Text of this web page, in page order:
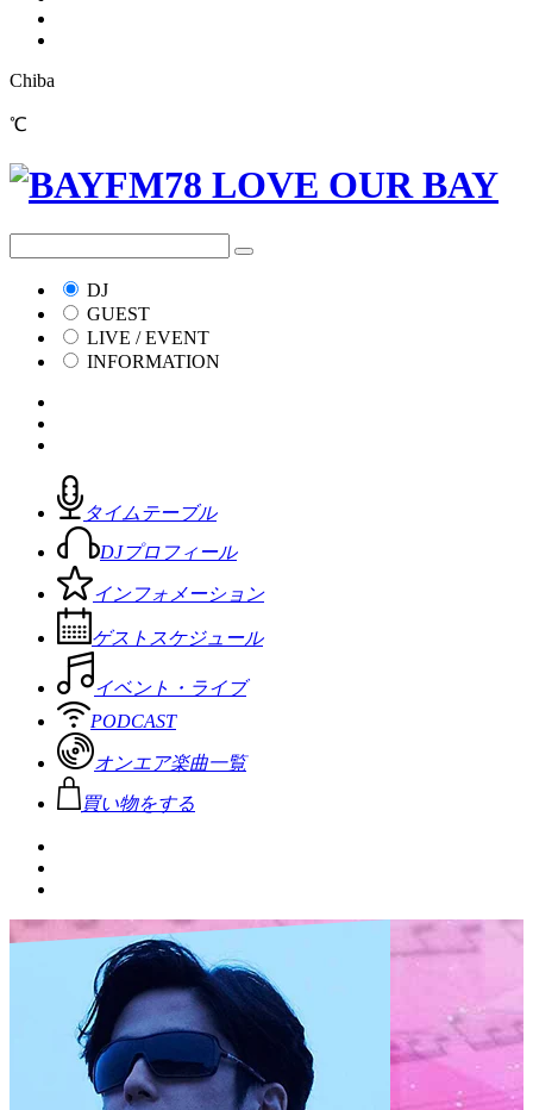
Chiba
℃
DJ
GUEST
LIVE / EVENT
INFORMATION
タイムテーブル
DJプロフィール
インフォメーション
ゲストスケジュール
イベント・ライブ
PODCAST
オンエア楽曲一覧
買い物をする